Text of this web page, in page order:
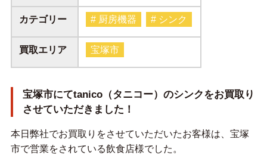
カテゴリー # 厨房機器 # シンク
買取エリア 宝塚市
宝塚市にてtanico（タニコー）のシンクをお買取り
させていただきました！
本日弊社でお買取りをさせていただいたお客様は、宝塚
市で営業をされている飲食店様でした。